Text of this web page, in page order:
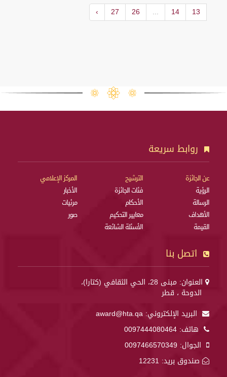
13
14
...
26
27
›
روابط سريعة
عن الجائزة
الرؤية
الرسالة
الأهداف
القيمة
الترشيح
فئات الجائزة
الأحكام
معايير التحكيم
الأسئلة الشائعة
المركز الإعلامي
الأخبار
مرئيات
صور
اتصل بنا
العنوان: مبنى 28، الحي الثقافي (كتارا)،
الدوحة ، قطر
البريد الإلكتروني: award@hta.qa
هاتف: 0097444080464
الجوال: 0097466570349
صندوق بريد: 12231